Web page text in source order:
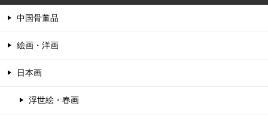
中国骨董品
絵画・洋画
日本画
浮世絵・春画